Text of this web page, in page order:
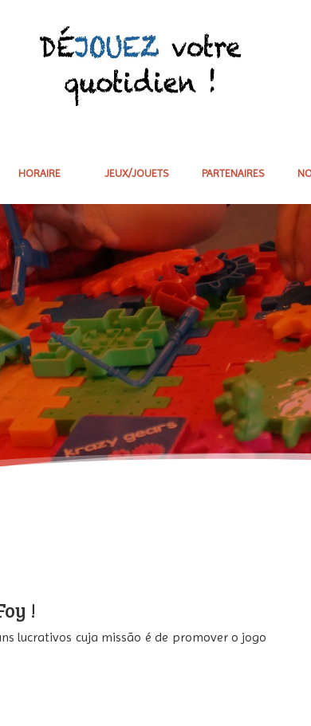
HORAIRE JEUX/JOUETS PARTENAIRES
!
lucrativos cuja missão é de promover o jogo